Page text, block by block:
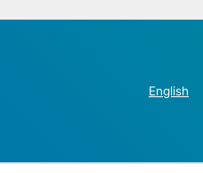
English